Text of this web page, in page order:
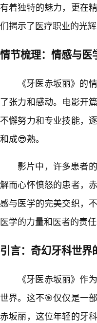
有着独特的魅力，更在
们揭示了医疗职业的光
情节梳理：情感与医
《牙医赤坂丽》的
了张力和感动。电影开
不懈努力和专业技能，
和成😎熟。
影片中，许多患者
解而心怀愤怒的患者，
感与医学的完美交织，
医学的力量和医者的责任
引言：奇幻牙科世界
《牙医赤坂丽》作
世界。这不🎯仅仅是一
赤坂丽，这位年轻的牙